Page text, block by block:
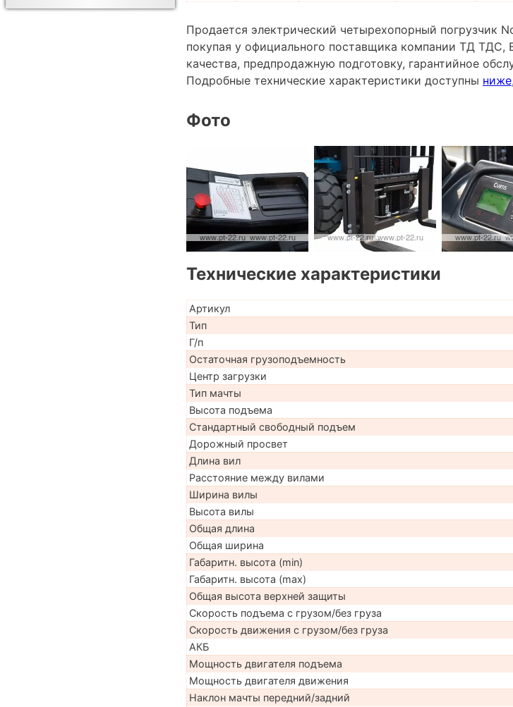
Продается электрический четырехопорный погрузчик
покупая у официального поставщика компании ТД ТДС,
качества, предпродажную подготовку, гарантийное
Подробные технические характеристики доступны ниже
Фото
Технические характеристики
Артикул
Тип
Г/п
Остаточная грузоподъемность
Центр загрузки
Тип мачты
Высота подъема
Стандартный свободный подъем
Дорожный просвет
Длина вил
Расстояние между вилами
Ширина вилы
Высота вилы
Общая длина
Общая ширина
Габаритн. высота (min)
Габаритн. высота (max)
Общая высота верхней защиты
Скорость подъема с грузом/без груза
Скорость движения с грузом/без груза
АКБ
Мощность двигателя подъема
Мощность двигателя движения
Наклон мачты передний/задний